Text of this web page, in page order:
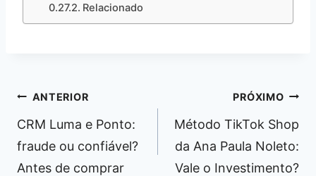
Relacionado
Navegação
de
Post
ANTERIOR
CRM Luma e Ponto:
fraude ou confiável?
Antes de comprar
PRÓXIMO
Método TikTok Shop
da Ana Paula Noleto:
Vale o Investimento?